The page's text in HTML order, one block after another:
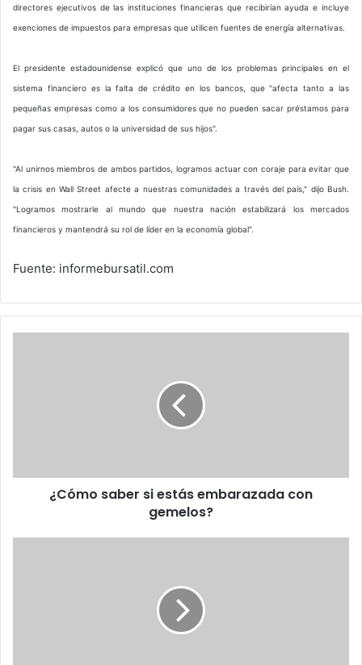
directores ejecutivos de las instituciones financieras que recibirían ayuda e incluye
exenciones de impuestos para empresas que utilicen fuentes de energía alternativas.
El presidente estadounidense explicó que uno de los problemas principales en el
sistema financiero es la falta de crédito en los bancos, que "afecta tanto a las
pequeñas empresas como a los consumidores que no pueden sacar préstamos para
pagar sus casas, autos o la universidad de sus hijos".
"Al unirnos miembros de ambos partidos, logramos actuar con coraje para evitar que
la crisis en Wall Street afecte a nuestras comunidades a través del país," dijo Bush.
"Logramos mostrarle al mundo que nuestra nación estabilizará los mercados
financieros y mantendrá su rol de líder en la economía global".
Fuente: informebursatil.com
¿Cómo saber si estás embarazada con
gemelos?